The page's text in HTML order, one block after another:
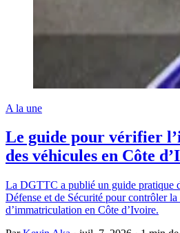
A la une
Le guide pour vérifier
des véhicules en Côte
La DGTTC a publié un guide pratique
Défense et de Sécurité pour contrôler
d’immatriculation en Côte d’Ivoire.